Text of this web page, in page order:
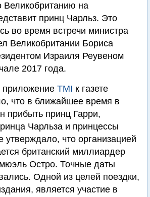
Великобританию на
принц Чарльз. Это
во время встречи министра
Великобритании Бориса
Израиля Реувеном
2017 года.
приложение TMI к газете
что в ближайшее время в
прибыть принц Гарри,
Чарльза и принцессы
что организацией
британский миллиардер
Остро. Точные даты
Одной из целей поездки,
является участие в